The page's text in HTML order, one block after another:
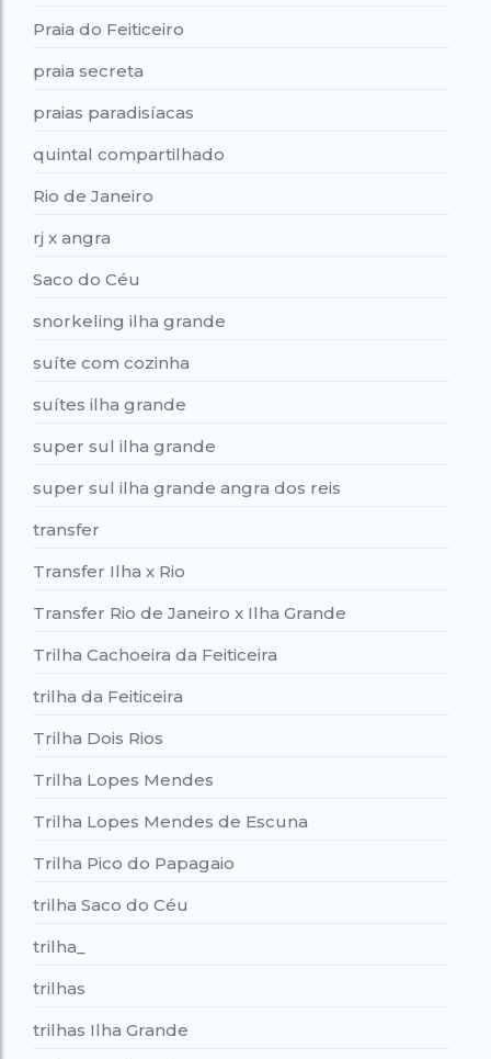
Praia do Feiticeiro
praia secreta
praias paradisíacas
quintal compartilhado
Rio de Janeiro
rj x angra
Saco do Céu
snorkeling ilha grande
suíte com cozinha
suítes ilha grande
super sul ilha grande
super sul ilha grande angra dos reis
transfer
Transfer Ilha x Rio
Transfer Rio de Janeiro x Ilha Grande
Trilha Cachoeira da Feiticeira
trilha da Feiticeira
Trilha Dois Rios
Trilha Lopes Mendes
Trilha Lopes Mendes de Escuna
Trilha Pico do Papagaio
trilha Saco do Céu
trilha_
trilhas
trilhas Ilha Grande